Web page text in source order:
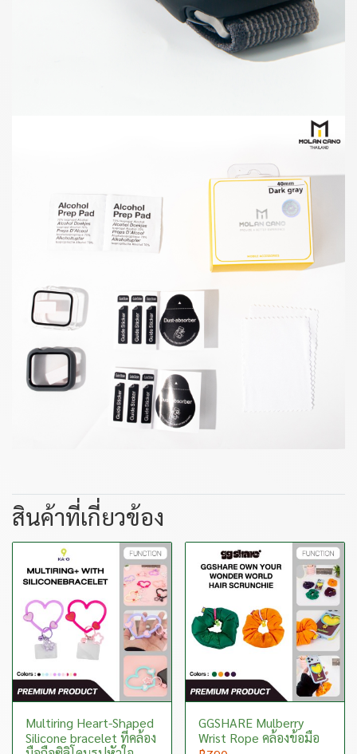
สินค้าที่เกี่ยวข้อง
Multiring Heart-Shaped
Silicone bracelet ที่คล้อง
GGSHARE Mulberry
Wrist Rope คล้องข้อมือ